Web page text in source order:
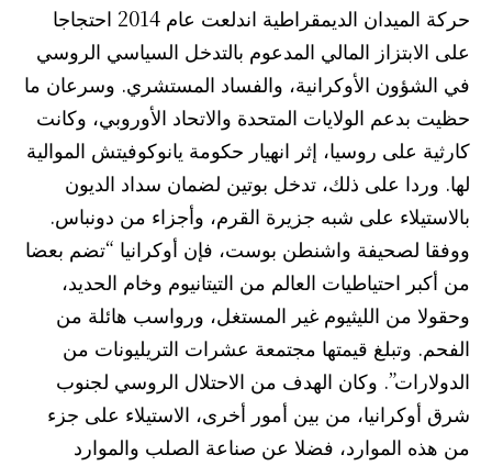
حركة الميدان الديمقراطية اندلعت عام 2014 احتجاجا
على الابتزاز المالي المدعوم بالتدخل السياسي الروسي
في الشؤون الأوكرانية، والفساد المستشري. وسرعان ما
حظيت بدعم الولايات المتحدة والاتحاد الأوروبي، وكانت
كارثية على روسيا، إثر انهيار حكومة يانوكوفيتش الموالية
لها. وردا على ذلك، تدخل بوتين لضمان سداد الديون
بالاستيلاء على شبه جزيرة القرم، وأجزاء من دونباس.
ووفقا لصحيفة واشنطن بوست، فإن أوكرانيا “تضم بعضا
من أكبر احتياطيات العالم من التيتانيوم وخام الحديد،
وحقولا من الليثيوم غير المستغل، ورواسب هائلة من
الفحم. وتبلغ قيمتها مجتمعة عشرات التريليونات من
الدولارات”. وكان الهدف من الاحتلال الروسي لجنوب
شرق أوكرانيا، من بين أمور أخرى، الاستيلاء على جزء
من هذه الموارد، فضلا عن صناعة الصلب والموارد